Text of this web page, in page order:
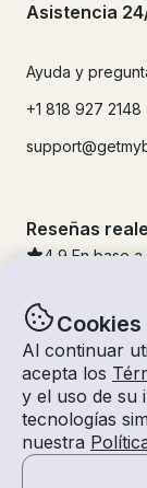
Al continuar
acepta los
y el uso de su
tecnologías
nuestra
Asistencia
Ayuda y
+1 818 927 2148
Reseñas
4.9 En base a